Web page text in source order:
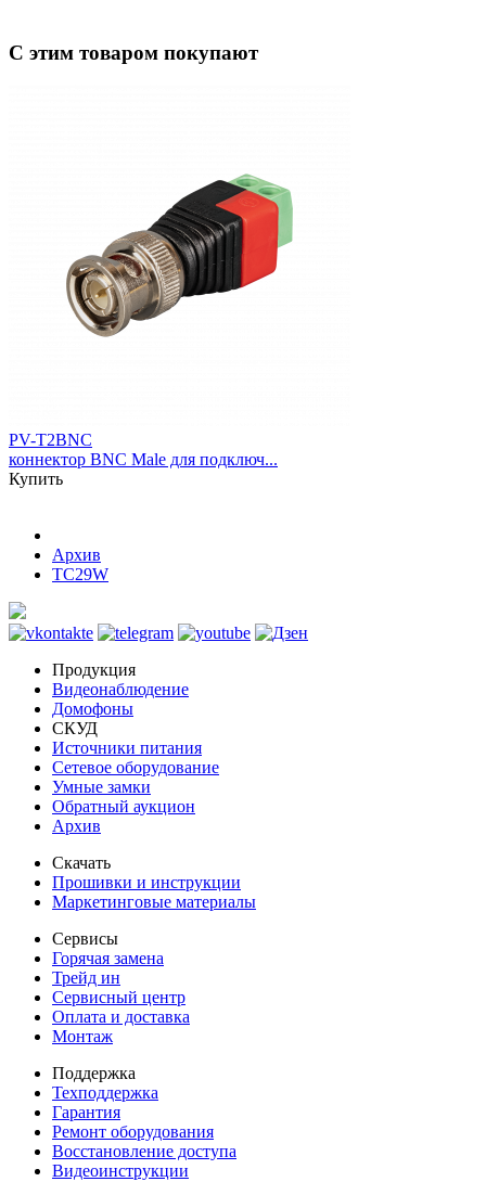
С этим товаром покупают
PV-T2BNC
коннектор BNC Male для подключ...
Купить
Архив
TC29W
Продукция
Видеонаблюдение
Домофоны
СКУД
Источники питания
Сетевое оборудование
Умные замки
Обратный аукцион
Архив
Скачать
Прошивки и инструкции
Маркетинговые материалы
Сервисы
Горячая замена
Трейд ин
Сервисный центр
Оплата и доставка
Монтаж
Поддержка
Техподдержка
Гарантия
Ремонт оборудования
Восстановление доступа
Видеоинструкции